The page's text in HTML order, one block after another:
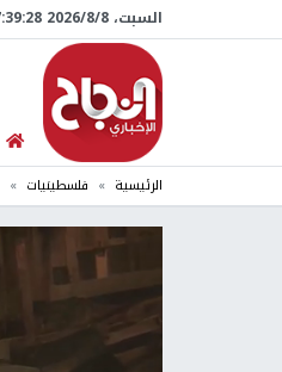
السبت، 8/‏8/‏2026 07:39:29 صباحاً
الرئيسية فلسطينيات